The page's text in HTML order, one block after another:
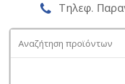
Τηλεφ.
για: